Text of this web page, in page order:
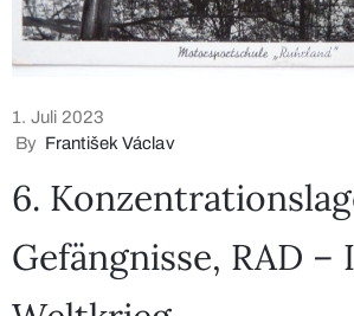
1. Juli 2023
By František Václav
6.
Gefängnisse, RAD –